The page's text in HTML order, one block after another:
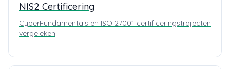
NIS2 Certificering
CyberFundamentals en ISO 27001 certificeringstrajecten
vergeleken